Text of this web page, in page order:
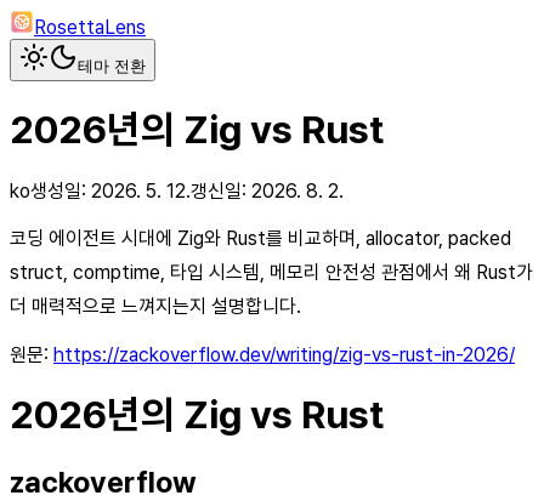
RosettaLens
테마 전환
2026년의 Zig vs Rust
ko생성일: 2026. 5. 12.갱신일: 2026. 8. 2.
코딩 에이전트 시대에 Zig와 Rust를 비교하며, allocator, packed
struct, comptime, 타입 시스템, 메모리 안전성 관점에서 왜 Rust가
더 매력적으로 느껴지는지 설명합니다.
원문: https://zackoverflow.dev/writing/zig-vs-rust-in-2026/
2026년의 Zig vs Rust
zackoverflow